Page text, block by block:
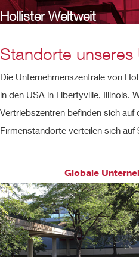
Hollister Weltweit
Standorte unseres
Die Unternehmenszentrale von
in den USA in Libertyville, Illinois.
Vertriebszentren befinden sich auf
Firmenstandorte verteilen sich auf
Globale